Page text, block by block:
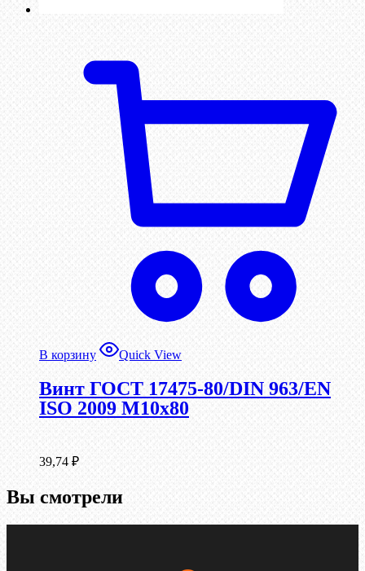
В корзину Quick View
Винт ГОСТ 17475-80/DIN 963/EN
ISO 2009 М10х80
39,74 ₽
Вы смотрели